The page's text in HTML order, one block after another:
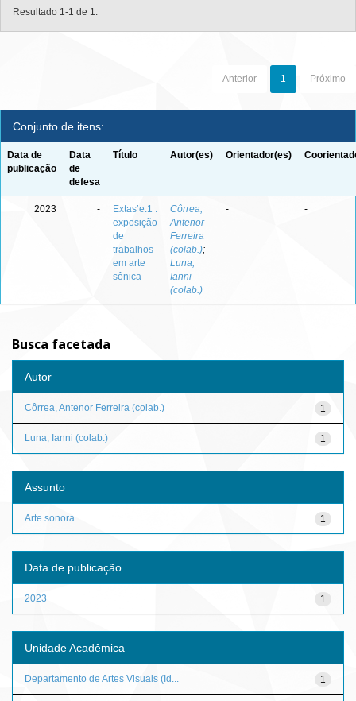
Resultado 1-1 de 1.
Anterior 1 Próximo
Conjunto de itens:
Data de
publicação
Data
de
defesa
Título Autor(es) Orientador(es)
2023 -
Extas’e.1 :
exposição
de
trabalhos
em arte
sônica
Côrrea,
Antenor
Ferreira
(colab.);
Luna,
Ianni
(colab.)
- -
Busca facetada
Autor
1
Côrrea, Antenor Ferreira (colab.)
1
Luna, Ianni (colab.)
Assunto
1
Arte sonora
Data de publicação
1
2023
Unidade Acadêmica
1
Departamento de Artes Visuais (Id...